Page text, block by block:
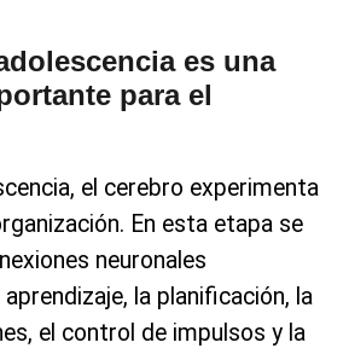
es una
para el
el cerebro experimenta
En esta etapa se
neuronales
la planificación, la
el control de impulsos y la